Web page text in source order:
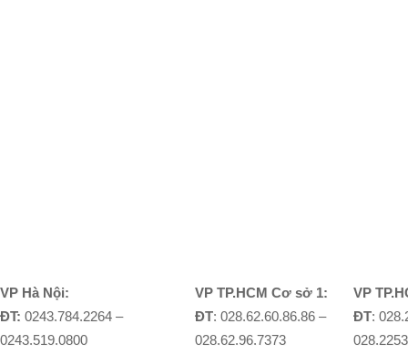
VP Hà Nội:
ĐT: 0243.784.2264 –
0243.519.0800
VP TP.HCM Cơ sở 1:
ĐT: 028.62.60.86.86 –
028.62.96.7373
VP
ĐT: